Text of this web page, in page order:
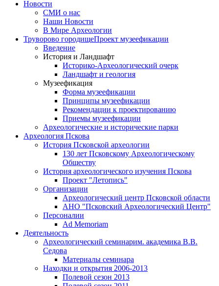
Новости
СМИ о нас
Наши Новости
В Мире Археологии
Труворово городищеПроект музеефикации
Введение
История и Ландшафт
Историко-Археологический очерк
Ландшафт и геология
Музеефикация
Форма музеефикации
Принципы музеефикации
Рекомендации к проектированию
Приемы музеефикации
Археологические и исторические парки
Археология Пскова
История Псковской археологии
130 лет Псковскому Археологическому
Обществу
История археологического изучения Пскова
Проект "Летопись"
Организации
Археологический центр Псковской области
АНО "Псковский Археологический Центр"
Персоналии
Ad Memoriam
Деятельность
Археологический семинарим. академика В.В.
Седова
Материалы семинара
Находки и открытия 2006-2013
Полевой сезон 2013